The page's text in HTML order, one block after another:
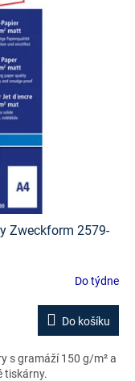
Zweckform 2579-
Do týdne
Do košíku
s gramáží 150 g/m² a
tiskárny.